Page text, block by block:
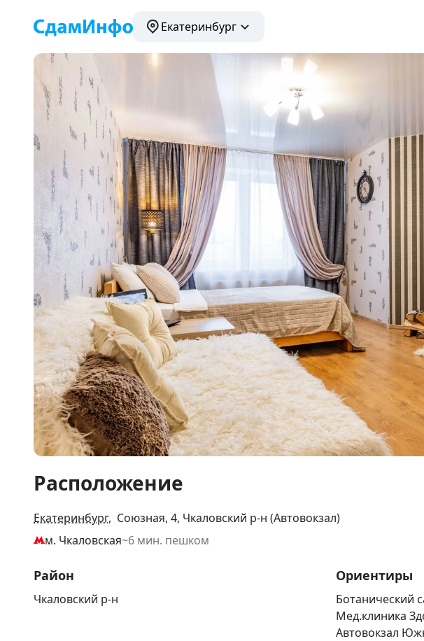
Екатеринбург
1
8
Расположение
Екатеринбург, Союзная, 4, Чкаловский р-н (Автовокзал)
м. Чкаловская~6 мин. пешком
Район
Чкаловский р-н
Ориентиры
Ботанический
Мед.клиника
Автовокзал